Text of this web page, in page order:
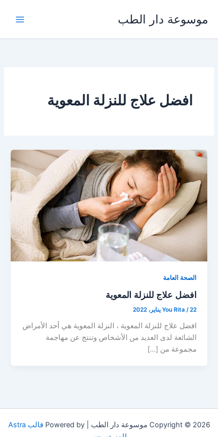
المحتوى
موسوعة دار الطب
افضل علاج للنزلة المعوية
الصحة العامة
افضل علاج للنزلة المعوية
You Rita /22 يناير، 2022
افضل علاج للنزلة المعوية ، النزلة المعوية هي أحد الأمراض
الشائعة لدى العديد من الأشخاص وتنتج عن مهاجمة
مجموعة من […]
Copyright © 2026 موسوعة دار الطب | Powered by
قالب Astra